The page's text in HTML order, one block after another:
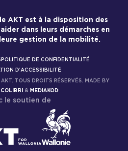
AKT est à la disposition des
dans leurs démarches en
gestion de la mobilité.
POLITIQUE DE CONFIDENTIALITÉ
D'ACCESSIBILITÉ
TOUS DROITS RÉSERVÉS. MADE BY
& MEDIAKOD
le soutien de